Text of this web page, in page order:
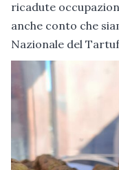
ricadute
anche conto che
Nazionale del